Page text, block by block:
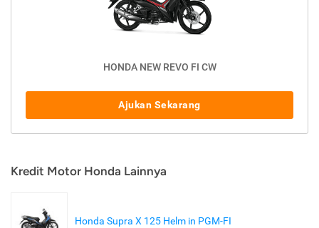
HONDA NEW REVO FI CW
Ajukan Sekarang
Kredit Motor Honda Lainnya
Honda Supra X 125 Helm in PGM-FI